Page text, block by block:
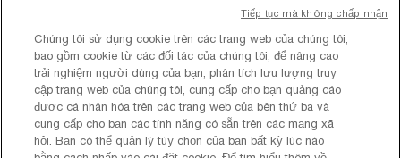
Điện thoại: 02835208840
MSDN: 0102289856 cấp ngày 23/05/2007 tại Hà Nội
Site Map
Điều khoản và Điều kiện
Chúng tôi sử dụng cookie trên các trang web của chúng tôi,
bao gồm cookie từ các đối tác của chúng tôi, để nâng cao
trải nghiệm người dùng của bạn, phân tích lưu lượng truy
cập trang web của chúng tôi, cung cấp cho bạn quảng cáo
được cá nhân hóa trên các trang web của bên thứ ba và
cung cấp cho bạn các tính năng có sẵn trên các mạng xã
hội. Bạn có thể quản lý tùy chọn của bạn bất kỳ lúc nào
Tiếp tục mà không chấp nhận